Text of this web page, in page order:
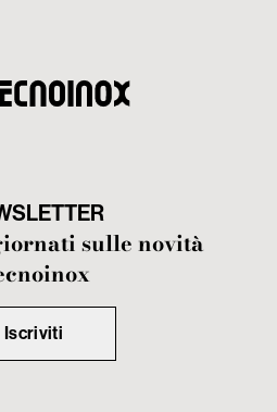
sulle novità
Iscriviti